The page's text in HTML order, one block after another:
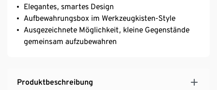
Elegantes, smartes Design
Aufbewahrungsbox im Werkzeugkisten-Style
Ausgezeichnete Möglichkeit, kleine Gegenstände
gemeinsam aufzubewahren
Produktbeschreibung